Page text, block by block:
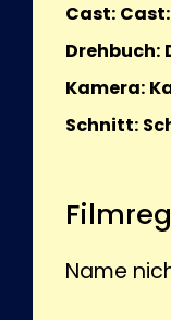
Cast: Cast:
Drehbuch:
Kamera:
Schnitt:
Name